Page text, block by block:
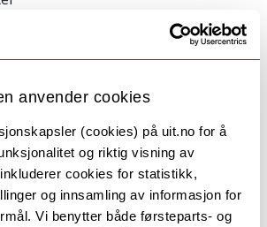
anvender cookies
(cookies) på uit.no for å
og riktig visning av
cookies for statistikk,
og innsamling av informasjon for
Vi benytter både førsteparts- og
meg